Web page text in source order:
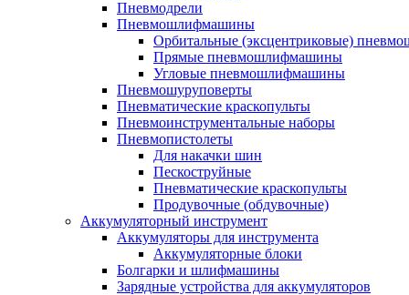
Пневмодрели
Пневмошлифмашины
Орбитальные (эксцентриковые)
Прямые пневмошлифмашины
Угловые пневмошлифмашины
Пневмошуруповерты
Пневматические краскопульты
Пневмоинструментальные наборы
Пневмопистолеты
Для накачки шин
Пескоструйные
Пневматические краскопульты
Продувочные (обдувочные)
Аккумуляторный инструмент
Аккумуляторы для инструмента
Аккумуляторные блоки
Болгарки и шлифмашины
Зарядные устройства для аккумуляторов